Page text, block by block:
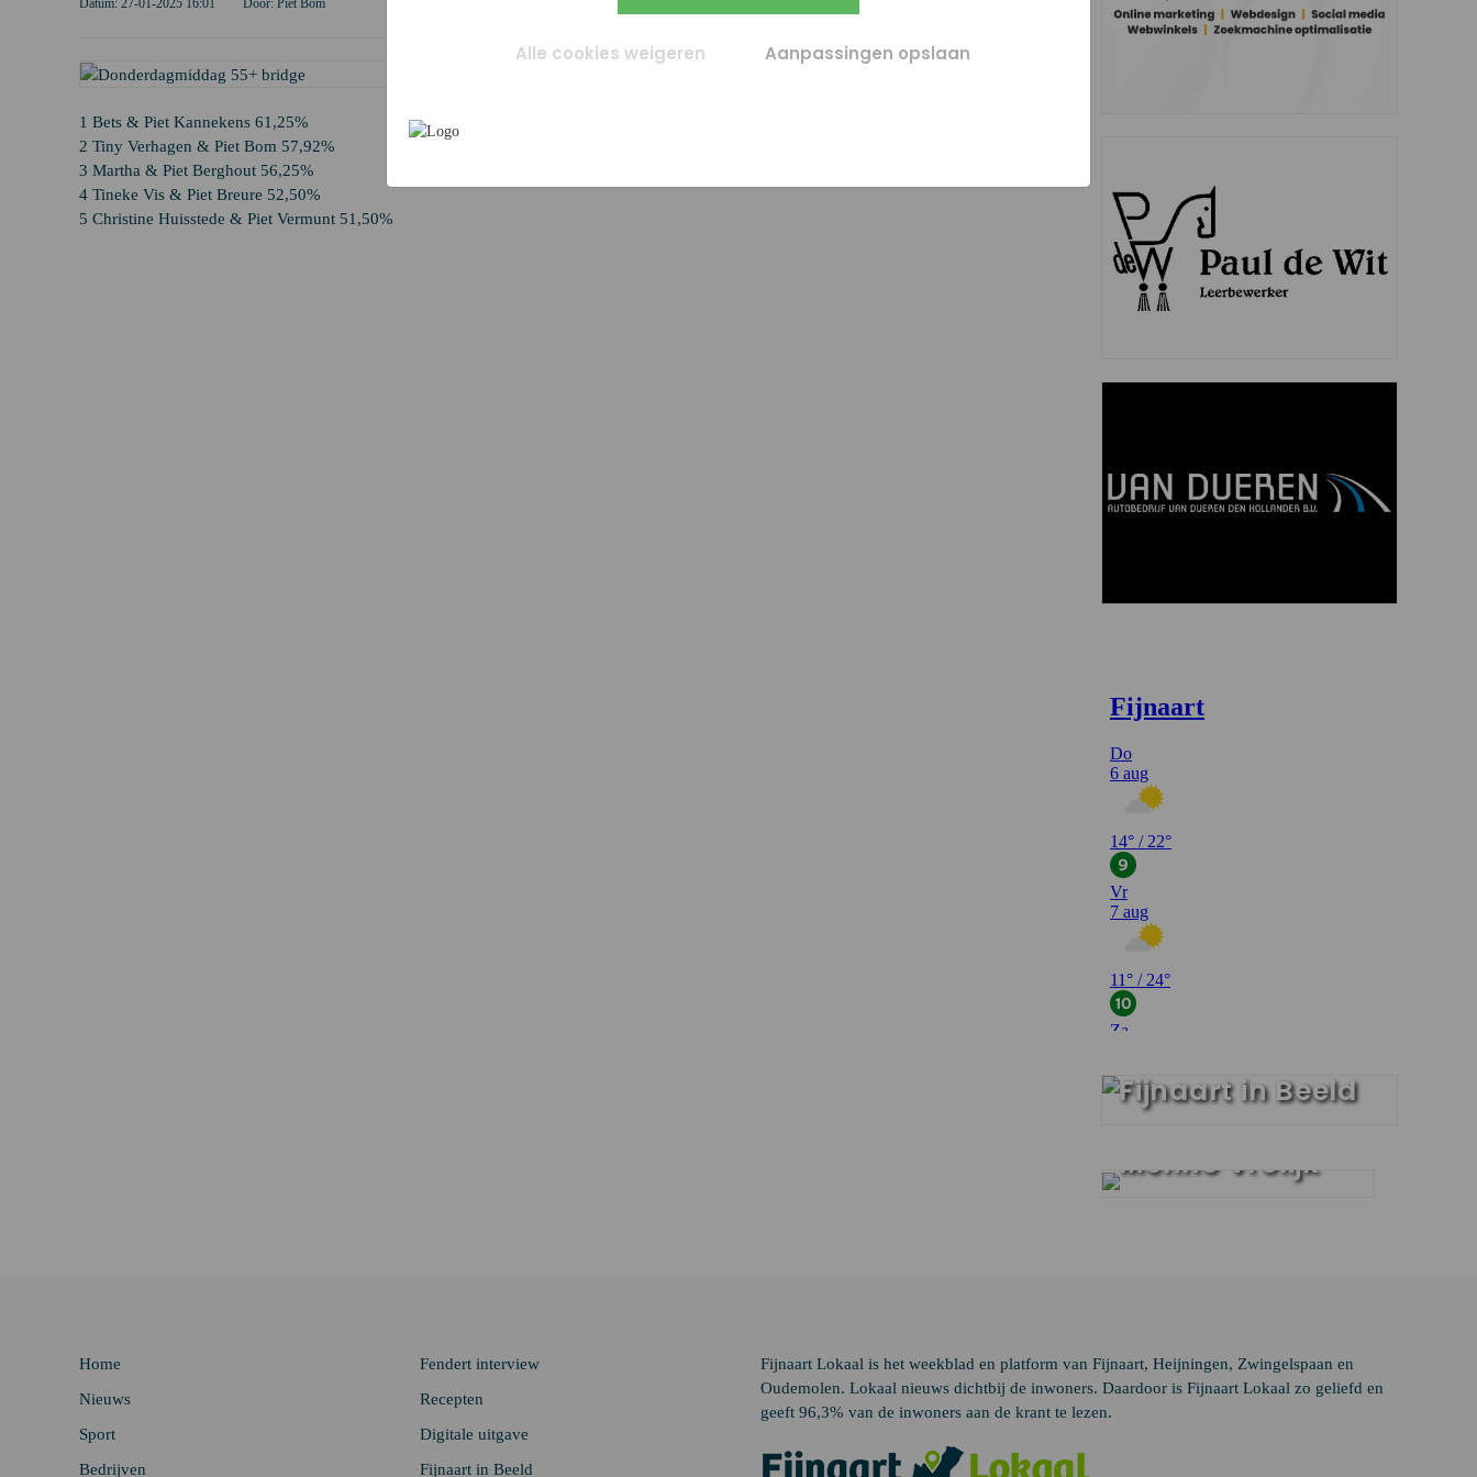
Datum: 27-01-2025 16:01 Door: Piet Bom
1 Bets & Piet Kannekens 61,25%
2 Tiny Verhagen & Piet Bom 57,92%
3 Martha & Piet Berghout 56,25%
4 Tineke Vis & Piet Breure 52,50%
5 Christine Huisstede & Piet Vermunt 51,50%
Fijnaart in Beeld
Fendert
Menno Vrolijk
Home
Nieuws
Sport
Bedrijven
Fendert interview
Recepten
Digitale uitgave
Fijnaart in Beeld
Fijnaart Lokaal is het weekblad en platform van Fijnaart, Heijningen, Zwingelspaan en
Oudemolen. Lokaal nieuws dichtbij de inwoners. Daardoor is Fijnaart Lokaal zo geliefd en
geeft 96,3% van de inwoners aan de krant te lezen.
unieke code van je browser of apparaat gebruikt. Als je deze cookies weigert, zie je nog steeds
advertenties maar die zijn minder relevant voor jou.
Alle cookies weigeren Aanpassingen opslaan